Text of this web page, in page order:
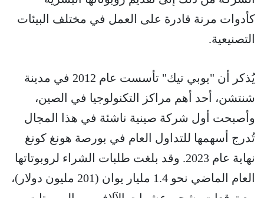
كأدوات مرنة قادرة على العمل في مختلف البيئات
التصنيعية.
يُذكر أن "يوبي تيك" تأسست عام 2012 في مدينة
شنتشن، أحد أهم مراكز التكنولوجيا في الصين،
وأصبحت أول شركة صينية ناشئة في هذا المجال
تُدرج أسهمها للتداول العام في بورصة هونغ كونغ
نهاية عام 2023. وقد بلغت طلبات الشراء لروبوتاتها
العام الماضي نحو 1.4 مليار يوان (201 مليون دولار)،